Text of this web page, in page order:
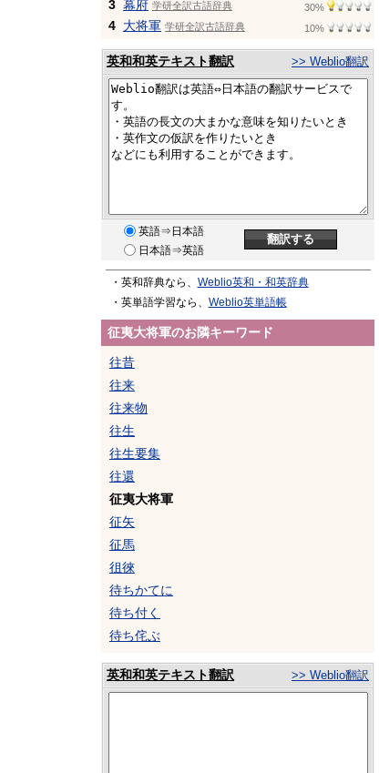
3 幕府 学研全訳古語辞典 30%
4 大将軍 学研全訳古語辞典 10%
英和和英テキスト翻訳 >> Weblio翻訳
英語⇒日本語
日本語⇒英語
・英和辞典なら、 Weblio英和・和英辞典
・英単語学習なら、 Weblio英単語帳
征夷大将軍のお隣キーワード
往昔
往来
往来物
往生
往生要集
往還
征夷大将軍
征矢
征馬
徂徠
待ちかてに
待ち付く
待ち侘ぶ
英和和英テキスト翻訳 >> Weblio翻訳